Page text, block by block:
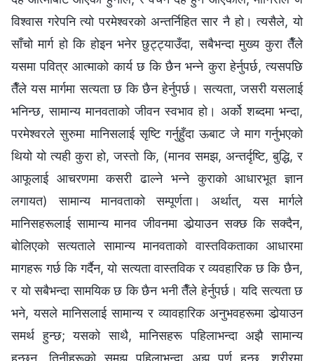
विश्‍वास गरेपनि त्यो परमेश्‍वरको अन्तर्निहित सार नै हो। त्यसैले, यो
साँचो मार्ग हो कि होइन भनेर छुट्ट्याउँदा, सबैभन्दा मुख्य कुरा तैँले
यसमा पवित्र आत्माको कार्य छ कि छैन भन्‍ने कुरा हेर्नुपर्छ, त्यसपछि
तैँले यस मार्गमा सत्यता छ कि छैन हेर्नुपर्छ। सत्यता, जसरी यसलाई
भनिन्छ, सामान्य मानवताको जीवन स्वभाव हो। अर्को शब्दमा भन्दा,
परमेश्‍वरले सुरुमा मानिसलाई सृष्टि गर्नुहुँदा ऊबाट जे माग गर्नुभएको
थियो यो त्यही कुरा हो, जस्तो कि, (मानव समझ, अन्तर्दृष्टि, बुद्धि, र
आफूलाई आचरणमा कसरी ढाल्ने भन्ने कुराको आधारभूत ज्ञान
लगायत) सामान्य मानवताको सम्पूर्णता। अर्थात्‌, यस मार्गले
मानिसहरूलाई सामान्य मानव जीवनमा डोर्‍याउन सक्छ कि सक्दैन,
बोलिएको सत्यताले सामान्य मानवताको वास्तविकताका आधारमा
मागहरू गर्छ कि गर्दैन, यो सत्यता वास्तविक र व्यवहारिक छ कि छैन,
र यो सबैभन्दा सामयिक छ कि छैन भनी तैँले हेर्नुपर्छ। यदि सत्यता छ
भने, यसले मानिसलाई सामान्य र व्यावहारिक अनुभवहरूमा डोर्‍याउन
समर्थ हुन्छ; यसको साथै, मानिसहरू पहिलाभन्दा अझै सामान्य
हुन्छन्‌, तिनीहरूको समझ पहिलाभन्दा अझ पूर्ण हुन्छ, शरीरमा